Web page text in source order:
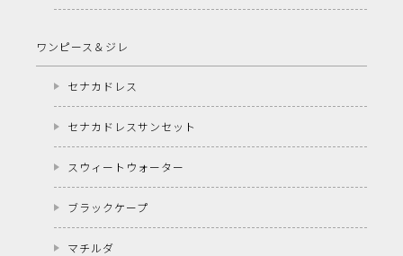
ワンピース＆ジレ
セナカドレス
セナカドレスサンセット
スウィートウォーター
ブラックケープ
マチルダ